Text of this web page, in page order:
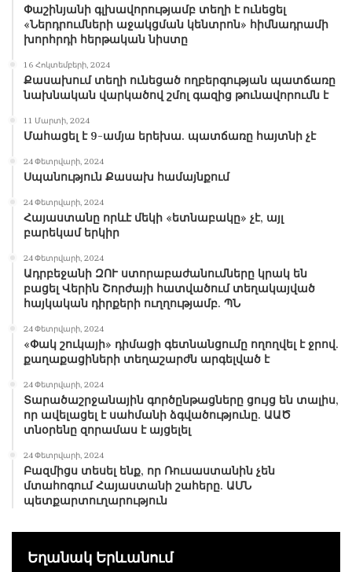
Փաշինյանի գլխավորությամբ տեղի է ունեցել
«Ներդրումների աջակցման կենտրոն» հիմնադրամի
խորհրդի հերթական նիստը
16 Հոկտեմբերի, 2024
Քասախում տեղի ունեցած ողբերգության պատճառը
նախնական վարկածով շմոլ գազից թունավորումն է
11 Մարտի, 2024
Մահացել է 9-ամյա երեխա. պատճառը հայտնի չէ
24 Փետրվարի, 2024
Սպանություն Քասախ համայնքում
24 Փետրվարի, 2024
Հայաստանը որևէ մեկի «ետնաբակը» չէ, այլ
բարեկամ երկիր
24 Փետրվարի, 2024
Ադրբեջանի ԶՈՒ ստորաբաժանումները կրակ են
բացել Վերին Շորժայի հատվածում տեղակայված
հայկական դիրքերի ուղղությամբ. ՊՆ
24 Փետրվարի, 2024
«Փակ շուկայի» դիմացի գետնանցումը ողողվել է ջրով.
քաղաքացիների տեղաշարժն արգելված է
24 Փետրվարի, 2024
Տարածաշրջանային գործընթացները ցույց են տալիս,
որ ավելացել է սահմանի ձգվածությունը. ԱԱԾ
տնօրենը զորամաս է այցելել
24 Փետրվարի, 2024
Բազմիցս տեսել ենք, որ Ռուսաստանին չեն
մտահոգում Հայաստանի շահերը. ԱՄՆ
պետքարտուղարություն
Եղանակ Երևանում